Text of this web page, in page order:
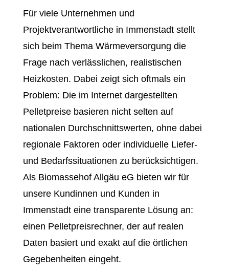
Für viele Unternehmen und
Projektverantwortliche in Immenstadt stellt
sich beim Thema Wärmeversorgung die
Frage nach verlässlichen, realistischen
Heizkosten. Dabei zeigt sich oftmals ein
Problem: Die im Internet dargestellten
Pelletpreise basieren nicht selten auf
nationalen Durchschnittswerten, ohne dabei
regionale Faktoren oder individuelle Liefer-
und Bedarfssituationen zu berücksichtigen.
Als Biomassehof Allgäu eG bieten wir für
unsere Kundinnen und Kunden in
Immenstadt eine transparente Lösung an:
einen Pelletpreisrechner, der auf realen
Daten basiert und exakt auf die örtlichen
Gegebenheiten eingeht.